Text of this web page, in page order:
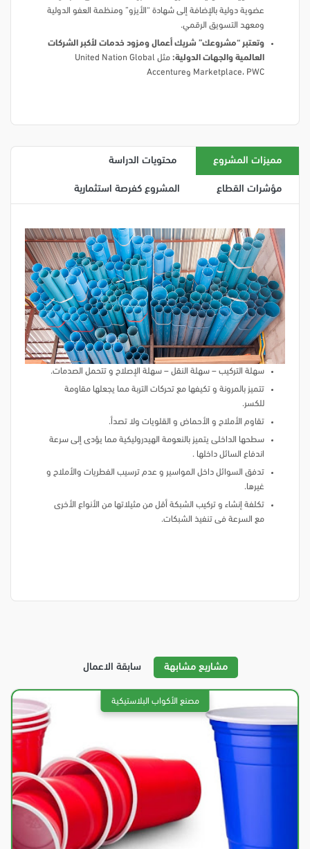
عضوية دولية بالإضافة إلى شهادة “الأيزو” ومنظمة العفو الدولية
ومعهد التسويق الرقمي.
وتعتبر “مشروعك” شريك أعمال ومزود خدمات لأكبر الشركات
العالمية والجهات الدولية:
مثل United Nation Global
Marketplace، PWC وAccenture
مميزات المشروع محتويات الدراسة
مؤشرات القطاع المشروع كفرصة استثمارية
سهلة التركيب – سهلة النقل – سهلة الإصلاح و تتحمل الصدمات.
تتميز بالمرونة و تكيفها مع تحركات التربة مما يجعلها مقاومة
للكسر.
تقاوم الأملاح و الأحماض و القلويات ولا تصدأ.
سطحها الداخلى يتميز بالنعومة الهيدروليكية مما يؤدى إلى سرعة
اندفاع السائل داخلها .
تدفق السوائل داخل المواسير و عدم ترسيب الفطريات والأملاح و
غيرها.
تكلفة إنشاء و تركيب الشبكة أقل من مثيلاتها من الأنواع الأخرى
مع السرعة فى تنفيذ الشبكات.
مشاريع مشابهة سابقة الاعمال